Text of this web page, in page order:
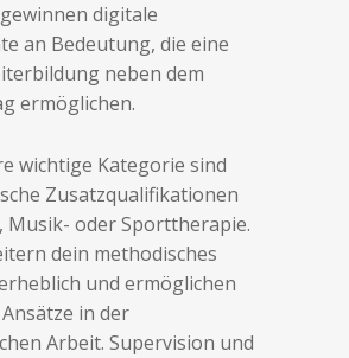
digitale
an Bedeutung, die eine
neben dem
ermöglichen.
wichtige Kategorie sind
Zusatzqualifikationen
Musik- oder Sporttherapie.
dein methodisches
und ermöglichen
in der
Arbeit. Supervision und